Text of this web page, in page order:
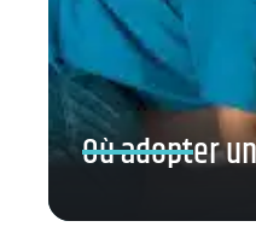
Où adopter